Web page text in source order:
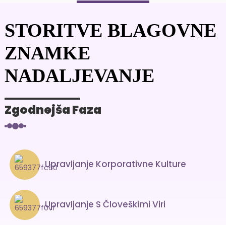
STORITVE BLAGOVNE
ZNAMKE
NADALJEVANJE
Zgodnejša Faza
Upravljanje Korporativne Kulture
Upravljanje S Človeškimi Viri